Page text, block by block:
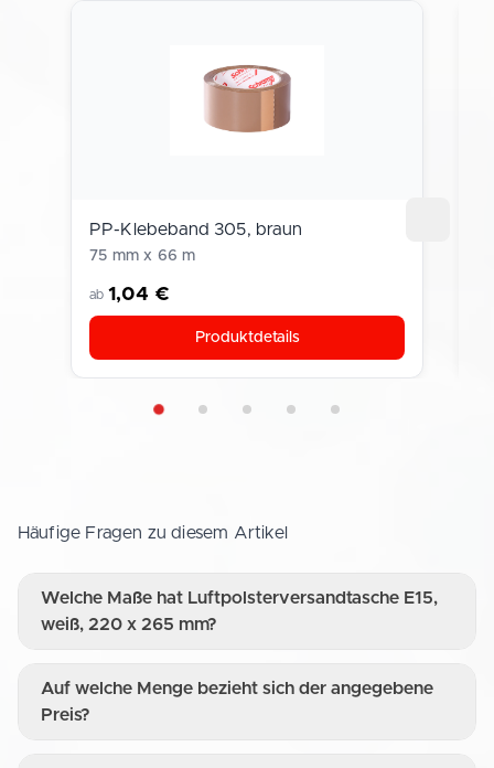
PP-Klebeband 305, braun
75 mm x 66 m
ab 1,04 €
Produktdetails
Häufige Fragen zu diesem Artikel
Welche Maße hat Luftpolsterversandtasche E15,
weiß, 220 x 265 mm?
Auf welche Menge bezieht sich der angegebene
Preis?